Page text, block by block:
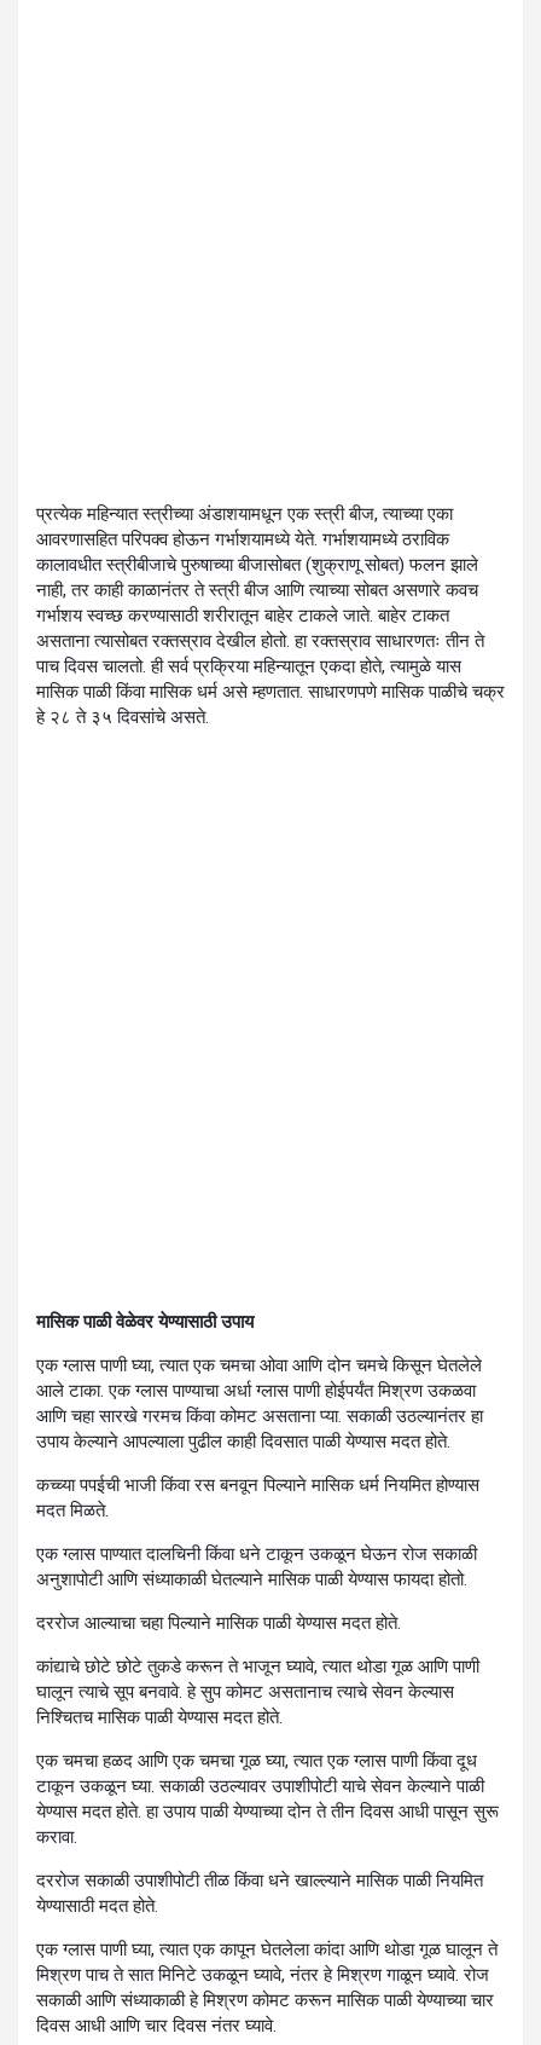
प्रत्येक महिन्यात स्त्रीच्या अंडाशयामधून एक स्त्री बीज, त्याच्या एका
आवरणासहित परिपक्व होऊन गर्भाशयामध्ये येते. गर्भाशयामध्ये ठराविक
कालावधीत स्त्रीबीजाचे पुरुषाच्या बीजासोबत (शुक्राणू सोबत) फलन झाले
नाही, तर काही काळानंतर ते स्त्री बीज आणि त्याच्या सोबत असणारे कवच
गर्भाशय स्वच्छ करण्यासाठी शरीरातून बाहेर टाकले जाते. बाहेर टाकत
असताना त्यासोबत रक्तस्राव देखील होतो. हा रक्तस्राव साधारणतः तीन ते
पाच दिवस चालतो. ही सर्व प्रक्रिया महिन्यातून एकदा होते, त्यामुळे यास
मासिक पाळी किंवा मासिक धर्म असे म्हणतात. साधारणपणे मासिक पाळीचे चक्र
हे २८ ते ३५ दिवसांचे असते.
मासिक पाळी वेळेवर येण्यासाठी उपाय
एक ग्लास पाणी घ्या, त्यात एक चमचा ओवा आणि दोन चमचे किसून घेतलेले
आले टाका. एक ग्लास पाण्याचा अर्धा ग्लास पाणी होईपर्यंत मिश्रण उकळवा
आणि चहा सारखे गरमच किंवा कोमट असताना प्या. सकाळी उठल्यानंतर हा
उपाय केल्याने आपल्याला पुढील काही दिवसात पाळी येण्यास मदत होते.
कच्च्या पपईची भाजी किंवा रस बनवून पिल्याने मासिक धर्म नियमित होण्यास
मदत मिळते.
एक ग्लास पाण्यात दालचिनी किंवा धने टाकून उकळून घेऊन रोज सकाळी
अनुशापोटी आणि संध्याकाळी घेतल्याने मासिक पाळी येण्यास फायदा होतो.
दररोज आल्याचा चहा पिल्याने मासिक पाळी येण्यास मदत होते.
कांद्याचे छोटे छोटे तुकडे करून ते भाजून घ्यावे, त्यात थोडा गूळ आणि पाणी
घालून त्याचे सूप बनवावे. हे सुप कोमट असतानाच त्याचे सेवन केल्यास
निश्चितच मासिक पाळी येण्यास मदत होते.
एक चमचा हळद आणि एक चमचा गूळ घ्या, त्यात एक ग्लास पाणी किंवा दूध
टाकून उकळून घ्या. सकाळी उठल्यावर उपाशीपोटी याचे सेवन केल्याने पाळी
येण्यास मदत होते. हा उपाय पाळी येण्याच्या दोन ते तीन दिवस आधी पासून सुरू
करावा.
दररोज सकाळी उपाशीपोटी तीळ किंवा धने खाल्ल्याने मासिक पाळी नियमित
येण्यासाठी मदत होते.
एक ग्लास पाणी घ्या, त्यात एक कापून घेतलेला कांदा आणि थोडा गूळ घालून ते
मिश्रण पाच ते सात मिनिटे उकळून घ्यावे, नंतर हे मिश्रण गाळून घ्यावे. रोज
सकाळी आणि संध्याकाळी हे मिश्रण कोमट करून मासिक पाळी येण्याच्या चार
दिवस आधी आणि चार दिवस नंतर घ्यावे.